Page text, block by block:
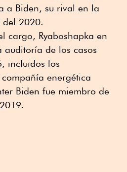
a Biden, su rival en la
del 2020.
cargo, Ryaboshapka en
auditoría de los casos
incluidos los
energética
Biden fue miembro de